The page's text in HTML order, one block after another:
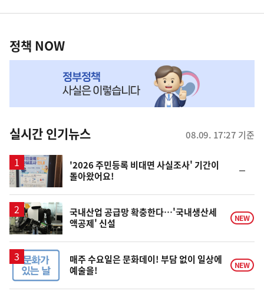
영
책
NOW,
뉴
스
정책 NOW
실시간 인기뉴스 08.09. 17:27 기준
'2026 주민등록 비대면 사실조사' 기간이
돌아왔어요!
일
국내산업 공급망 확충한다…'국내생산세
액공제' 신설
NEW
매주 수요일은 문화데이! 부담 없이 일상에
예술을!
NEW